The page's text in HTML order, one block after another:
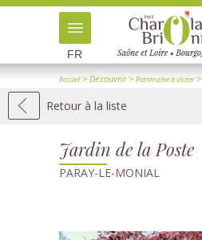
FR
Accueil> Découvrir> Patrimoine à visiter>
Retour à la liste
Jardin de la Poste
PARAY-LE-MONIAL